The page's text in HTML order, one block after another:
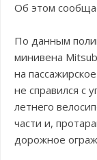
Об этом
По данным
минивена
на
не справился с
летнего
части и,
дорожное